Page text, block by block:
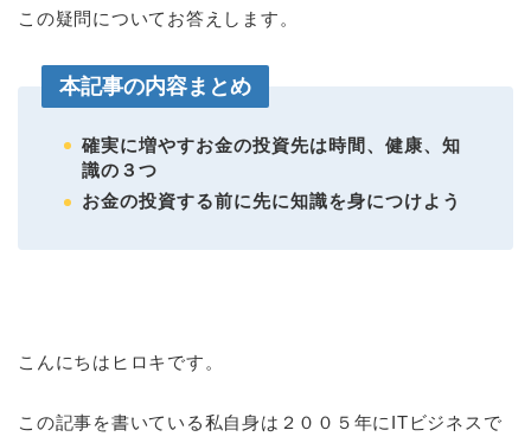
この疑問についてお答えします。
本記事の内容まとめ
確実に増やすお金の投資先は時間、健康、知
識の３つ
お金の投資する前に先に知識を身につけよう
こんにちはヒロキです。
この記事を書いている私自身は２００５年にITビジネスで